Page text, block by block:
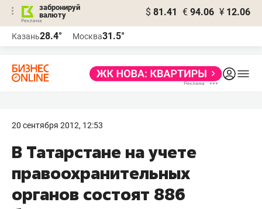
забронируй
валюту
$ 81.41 € 94.06 ¥ 12.06
Казань28.4° Москва31.5°
20 сентября 2012, 12:53
В Татарстане на учете
правоохранительных
органов состоят 886